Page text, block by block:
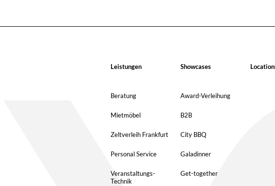
Leistungen
Beratung
Mietmöbel
Zeltverleih Frankfurt
Personal Service
Veranstaltungs-
Technik
Showcases
Award-Verleihung
B2B
City BBQ
Galadinner
Get-together